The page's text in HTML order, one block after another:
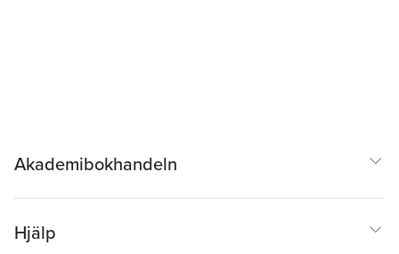
Akademibokhandeln
Hjälp